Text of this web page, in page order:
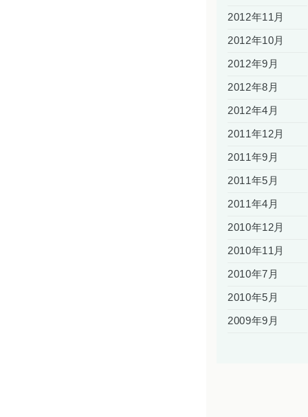
2012年11月
2012年10月
2012年9月
2012年8月
2012年4月
2011年12月
2011年9月
2011年5月
2011年4月
2010年12月
2010年11月
2010年7月
2010年5月
2009年9月